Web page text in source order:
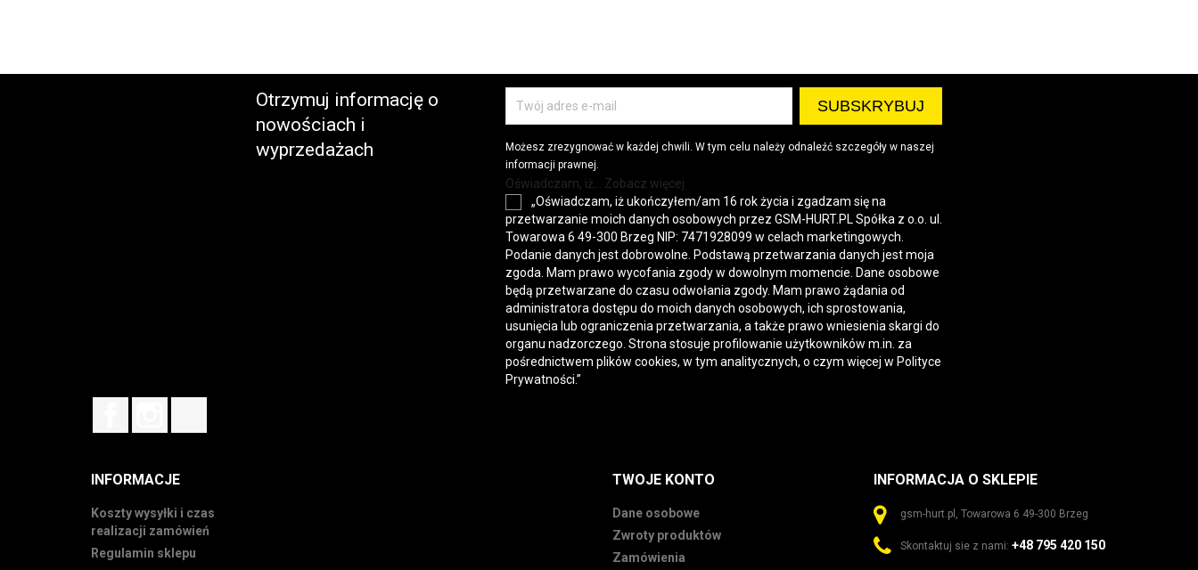
Otrzymuj informację o
nowościach i
wyprzedażach
Możesz zrezygnować w każdej chwili. W tym celu należy odnaleźć szczegóły w naszej
informacji prawnej.
Oświadczam, iż... Zobacz więcej
„Oświadczam, iż ukończyłem/am 16 rok życia i zgadzam się na
przetwarzanie moich danych osobowych przez GSM-HURT.PL Spółka z o.o. ul.
Towarowa 6 49-300 Brzeg NIP: 7471928099 w celach marketingowych.
Podanie danych jest dobrowolne. Podstawą przetwarzania danych jest moja
zgoda. Mam prawo wycofania zgody w dowolnym momencie. Dane osobowe
będą przetwarzane do czasu odwołania zgody. Mam prawo żądania od
administratora dostępu do moich danych osobowych, ich sprostowania,
usunięcia lub ograniczenia przetwarzania, a także prawo wniesienia skargi do
organu nadzorczego. Strona stosuje profilowanie użytkowników m.in. za
pośrednictwem plików cookies, w tym analitycznych, o czym więcej w Polityce
Prywatności.”
INFORMACJE
Koszty wysyłki i czas
realizacji zamówień
Regulamin sklepu
TWOJE KONTO
Dane osobowe
Zwroty produktów
Zamówienia
INFORMACJA O SKLEPIE
gsm-hurt.pl, Towarowa 6 49-300 Brzeg
Skontaktuj sie z nami: +48 795 420 150